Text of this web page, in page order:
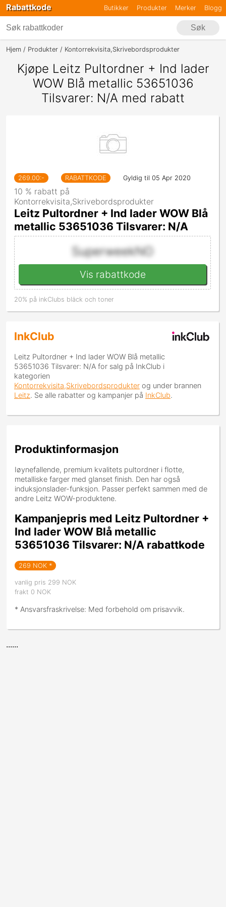
Rabattkode Butikker Produkter Merker Blogg
Søk
Hjem Produkter Kontorrekvisita,Skrivebordsprodukter
Kjøpe Leitz Pultordner + Ind lader
WOW Blå metallic 53651036
Tilsvarer: N/A med rabatt
269.00:- RABATTKODE Gyldig til 05 Apr 2020
10 % rabatt på
Kontorrekvisita,Skrivebordsprodukter
Leitz Pultordner + Ind lader WOW Blå
metallic 53651036 Tilsvarer: N/A
SuperweekNO
Vis rabattkode
20% på inkClubs bläck och toner
InkClub
Leitz Pultordner + Ind lader WOW Blå metallic
53651036 Tilsvarer: N/A for salg på InkClub i
kategorien
Kontorrekvisita,Skrivebordsprodukter og under brannen
Leitz. Se alle rabatter og kampanjer på InkClub.
Produktinformasjon
Iøynefallende, premium kvalitets pultordner i flotte,
metalliske farger med glanset finish. Den har også
induksjonslader-funksjon. Passer perfekt sammen med de
andre Leitz WOW-produktene.
Kampanjepris med Leitz Pultordner +
Ind lader WOW Blå metallic
53651036 Tilsvarer: N/A rabattkode
269 NOK *
vanlig pris 299 NOK
frakt 0 NOK
* Ansvarsfraskrivelse: Med forbehold om prisavvik.
......